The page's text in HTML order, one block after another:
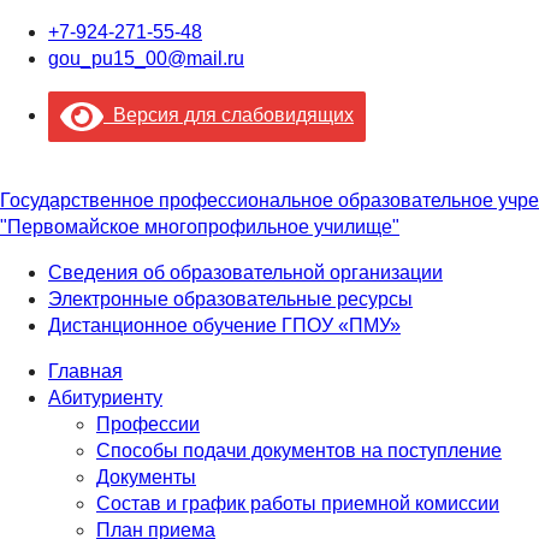
+7-924-271-55-48
gou_pu15_00@mail.ru
Версия для слабовидящих
Государственное профессиональное образовательное
"Первомайское многопрофильное училище"
Сведения об образовательной организации
Электронные образовательные ресурсы
Дистанционное обучение ГПОУ «ПМУ»
Главная
Абитуриенту
Профессии
Способы подачи документов на поступление
Документы
Состав и график работы приемной комиссии
План приема